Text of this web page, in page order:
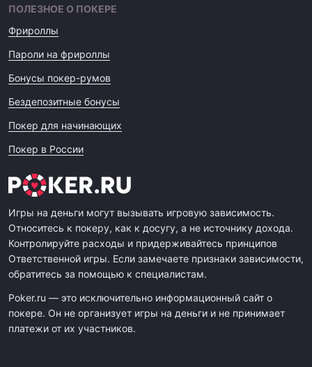
ПОЛЕЗНОЕ О ПОКЕРЕ
Фрироллы
Пароли на фрироллы
Бонусы покер-румов
Бездепозитные бонусы
Покер для начинающих
Покер в России
Игры на деньги могут вызывать игровую зависимость.
Относитесь к покеру, как к досугу, а не источнику дохода.
Контролируйте расходы и придерживайтесь принципов
Ответственной игры. Если замечаете признаки зависимости,
обратитесь за помощью к специалистам.
Poker.ru — это исключительно информационный сайт о
покере. Он не организует игры на деньги и не принимает
платежи от их участников.